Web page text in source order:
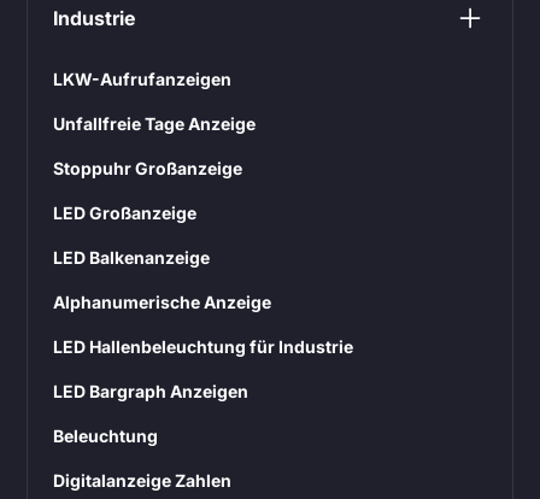
Industrie
LKW-Aufrufanzeigen
Unfallfreie Tage Anzeige
Stoppuhr Großanzeige
LED Großanzeige
LED Balkenanzeige
Alphanumerische Anzeige
LED Hallenbeleuchtung für Industrie
LED Bargraph Anzeigen
Beleuchtung
Digitalanzeige Zahlen